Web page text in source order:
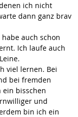
ich nicht
dann ganz brav
auch schon
Ich laufe auch
viel lernen. Bei
bei fremden
ein bisschen
und
bin ich ein